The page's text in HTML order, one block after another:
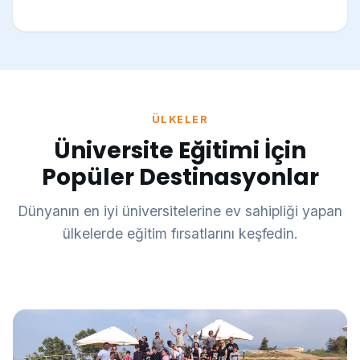
ÜLKELER
Üniversite Eğitimi İçin
Popüler Destinasyonlar
Dünyanın en iyi üniversitelerine ev sahipliği yapan
ülkelerde eğitim fırsatlarını keşfedin.
Londra, Oxford, Cambridge, Manchester
Amerika
New York, Boston, Los Angeles, San Francisco